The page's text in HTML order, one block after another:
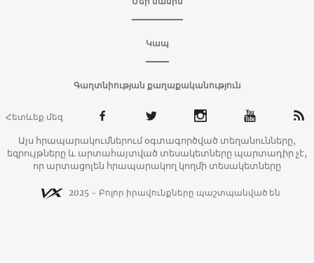
Կապ
Գաղտնիության քաղաքականություն
Հետևեք մեզ
Այս հրապարակումներում օգտագործված տեղանունները,
եզրույթները և արտահայտված տեսակետները պարտադիր չէ,
որ արտացոլեն հրապարակող կողմի տեսակետները
2025 - Բոլոր իրավունքները պաշտպանված են